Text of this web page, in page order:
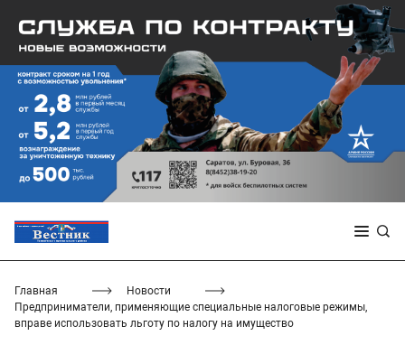
Главная
Новости
Предприниматели, применяющие специальные налоговые режимы,
вправе использовать льготу по налогу на имущество